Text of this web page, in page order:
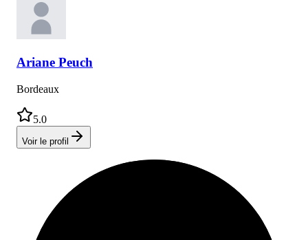
Ariane Peuch
Bordeaux
5.0
Voir le profil